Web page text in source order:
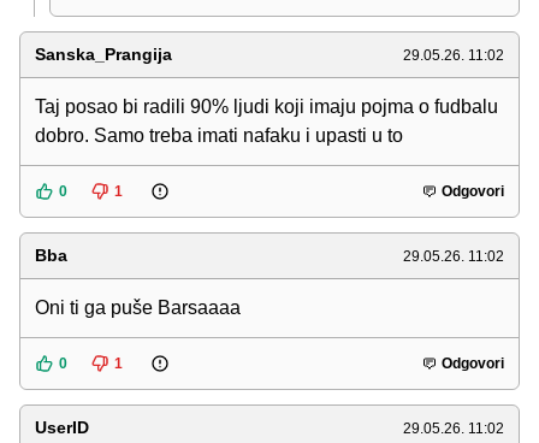
Sanska_Prangija 29.05.26. 11:02
Taj posao bi radili 90% ljudi koji imaju pojma o fudbalu
dobro. Samo treba imati nafaku i upasti u to
0 1 Odgovori
Bba 29.05.26. 11:02
Oni ti ga puše Barsaaaa
0 1 Odgovori
UserID 29.05.26. 11:02